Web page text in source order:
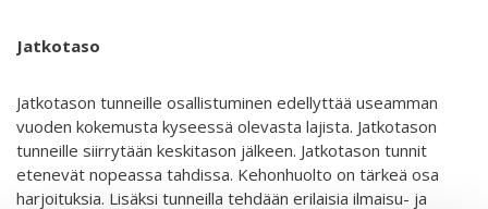
Jatkotaso
Jatkotason tunneille osallistuminen edellyttää useamman
vuoden kokemusta kyseessä olevasta lajista. Jatkotason
tunneille siirrytään keskitason jälkeen. Jatkotason tunnit
etenevät nopeassa tahdissa. Kehonhuolto on tärkeä osa
harjoituksia. Lisäksi tunneilla tehdään erilaisia ilmaisu- ja